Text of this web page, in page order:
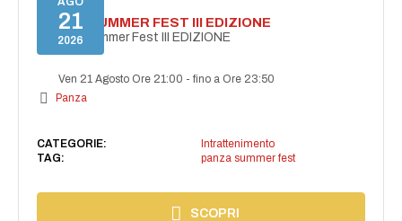
21
2026
PANZA SUMMER FEST III EDIZIONE
PANZA Summer Fest III EDIZIONE
Ven 21 Agosto Ore 21:00 -fino a Ore 23:50
Panza
CATEGORIE:
Intrattenimento
TAG:
panza summer fest
SCOPRI